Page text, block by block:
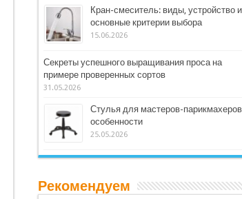
Кран-смеситель: виды, устройство и
основные критерии выбора
15.06.2026
Секреты успешного выращивания проса на
примере проверенных сортов
31.05.2026
Стулья для мастеров-
особенности
25.05.2026
Рекомендуем